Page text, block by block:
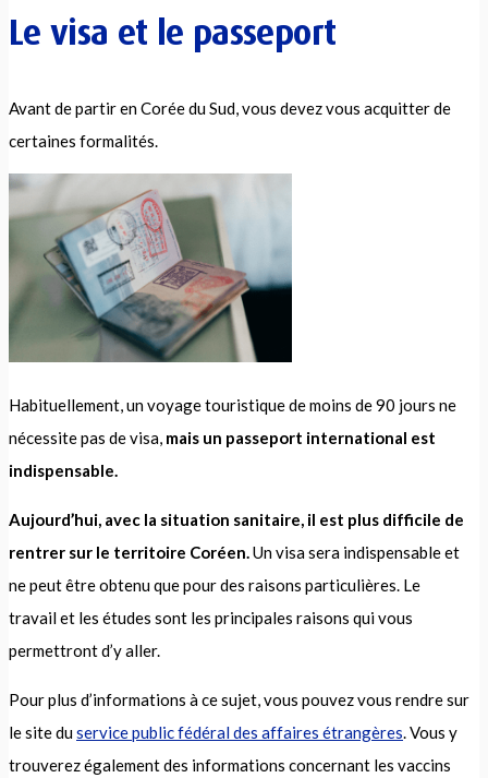
Le visa et le passeport
Avant de partir en Corée du Sud, vous devez vous acquitter de
certaines formalités.
Habituellement, un voyage touristique de moins de 90 jours ne
nécessite pas de visa, mais un passeport international est
indispensable.
Aujourd’hui, avec la situation sanitaire, il est plus difficile de
rentrer sur le territoire Coréen.Un visa sera indispensable et
ne peut être obtenu que pour des raisons particulières. Le
travail et les études sont les principales raisons qui vous
permettront d’y aller.
Pour plus d’informations à ce sujet, vous pouvez vous rendre sur
le site duservice public fédéral des affaires étrangères. Vous y
trouverez également des informations concernant les vaccins